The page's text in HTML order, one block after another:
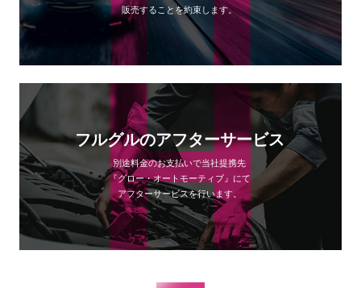
販売することを約束します。
フルグルのアフターサービス
別途料金のお支払いで当社提携先
『グロー・オートモーティブ』にて
アフターサービスを行います。